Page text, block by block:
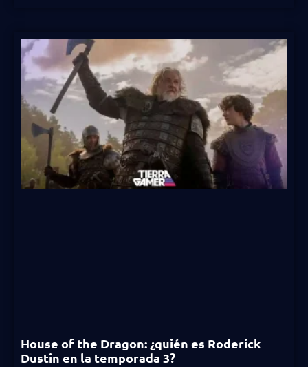
House of the Dragon: ¿quién es Roderick
Dustin en la temporada 3?